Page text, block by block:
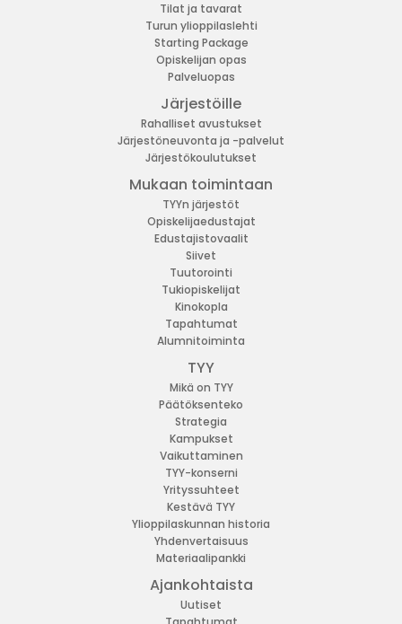
Tilat ja tavarat
Turun ylioppilaslehti
Starting Package
Opiskelijan opas
Palveluopas
Järjestöille
Rahalliset avustukset
Järjestöneuvonta ja -palvelut
Järjestökoulutukset
Mukaan toimintaan
TYYn järjestöt
Opiskelijaedustajat
Edustajistovaalit
Siivet
Tuutorointi
Tukiopiskelijat
Kinokopla
Tapahtumat
Alumnitoiminta
TYY
Mikä on TYY
Päätöksenteko
Strategia
Kampukset
Vaikuttaminen
TYY-konserni
Yrityssuhteet
Kestävä TYY
Ylioppilaskunnan historia
Yhdenvertaisuus
Materiaalipankki
Ajankohtaista
Uutiset